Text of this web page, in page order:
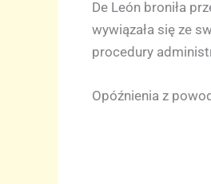
De León broniła
wywiązała się ze
procedury
Opóźnienia z